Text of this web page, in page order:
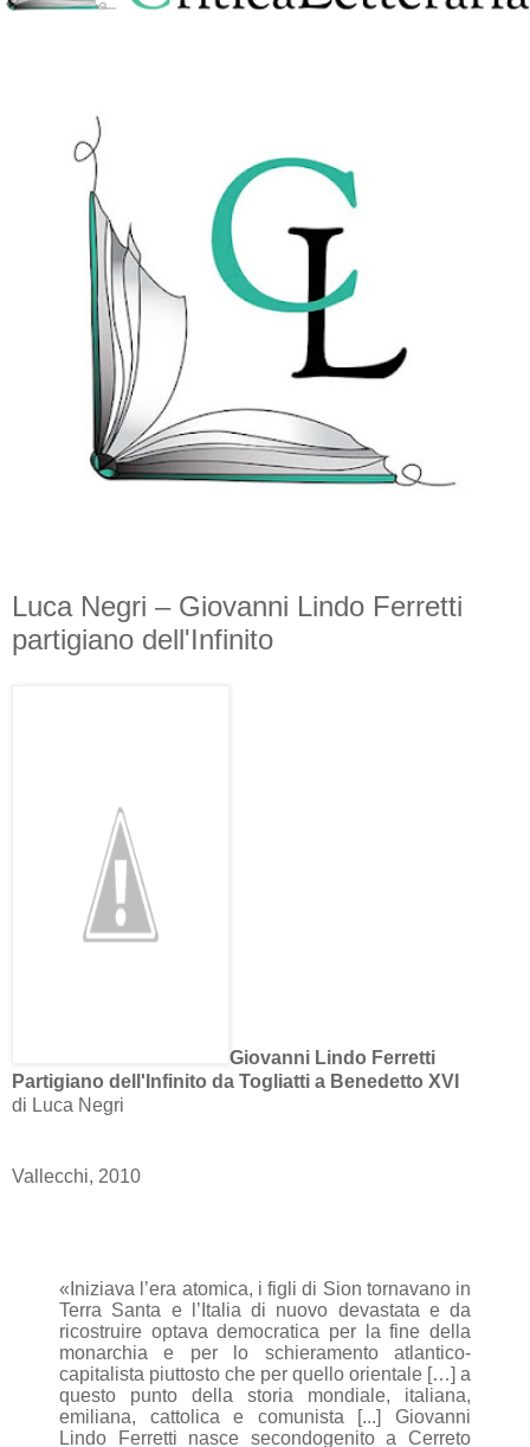
Luca Negri – Giovanni Lindo Ferretti
partigiano dell'Infinito
Giovanni Lindo Ferretti
Partigiano dell'Infinito da Togliatti a Benedetto XVI
di Luca Negri
Vallecchi, 2010
«Iniziava l’era atomica, i figli di Sion tornavano in
Terra Santa e l’Italia di nuovo devastata e da
ricostruire optava democratica per la fine della
monarchia e per lo schieramento atlantico-
capitalista piuttosto che per quello orientale […] a
questo punto della storia mondiale, italiana,
emiliana, cattolica e comunista [...] Giovanni
Lindo Ferretti nasce secondogenito a Cerreto